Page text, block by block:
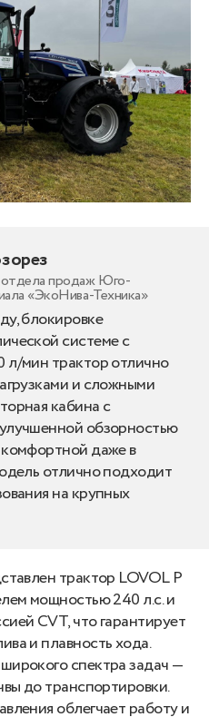
блокировке
системе с
л/мин трактор отлично
и сложными
кабина с
обзорностью
даже в
отлично подходит
на крупных
продаж Юго-
«ЭкоНива-Техника»
трактор LOVOL P
мощностью 240 л.с. и
CVT, что гарантирует
и плавность хода.
спектра задач —
до транспортировки.
облегчает работу и